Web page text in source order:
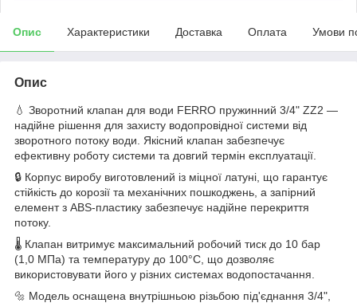
Опис Характеристики Доставка Оплата Умови
Опис
💧 Зворотний клапан для води FERRO пружинний 3/4" ZZ2 —
надійне рішення для захисту водопровідної системи від
зворотного потоку води. Якісний клапан забезпечує
ефективну роботу системи та довгий термін експлуатації.
🔒 Корпус виробу виготовлений із міцної латуні, що гарантує
стійкість до корозії та механічних пошкоджень, а запірний
елемент з ABS-пластику забезпечує надійне перекриття
потоку.
🌡 Клапан витримує максимальний робочий тиск до 10 бар
(1,0 МПа) та температуру до 100°C, що дозволяє
використовувати його у різних системах водопостачання.
🔩 Модель оснащена внутрішньою різьбою під'єднання 3/4",